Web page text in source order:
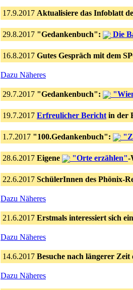
17.9.2017 Aktualisiere das Infoblatt
29.8.2017 "Gedankenbuch": Die
16.8.2017 Gutes Gespräch mit dem
Dazu Näheres
29.7.2017 "Gedankenbuch":
19.7.2017 Erfreulicher Bericht in der
1.7.2017 "100.Gedankenbuch":
28.6.2017 Eigene "Orte erzählen"-
22.6.2017 SchülerInnen des Phönix-
Dazu Näheres
21.6.2017 Erstmals interessiert sich
Dazu Näheres
14.6.2017 Besuche nach längerer
Dazu Näheres